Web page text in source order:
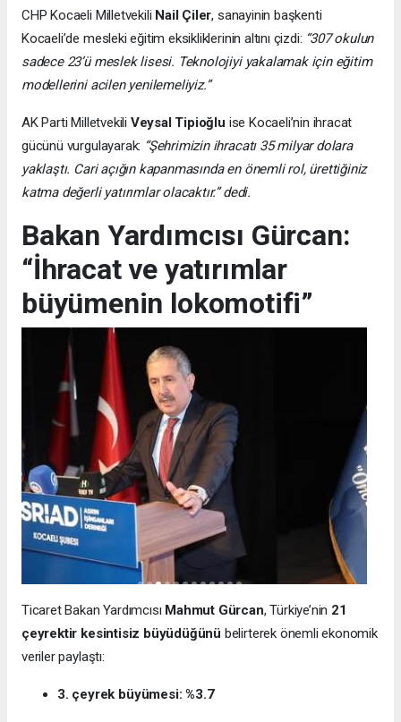
CHP Kocaeli Milletvekili Nail Çiler, sanayinin başkenti
Kocaeli’de mesleki eğitim eksikliklerinin altını çizdi: “307 okulun
sadece 23’ü meslek lisesi. Teknolojiyi yakalamak için eğitim
modellerini acilen yenilemeliyiz.”
AK Parti Milletvekili Veysal Tipioğlu ise Kocaeli’nin ihracat
gücünü vurgulayarak: “Şehrimizin ihracatı 35 milyar dolara
yaklaştı. Cari açığın kapanmasında en önemli rol, ürettiğiniz
katma değerli yatırımlar olacaktır.” dedi.
Bakan Yardımcısı Gürcan:
“İhracat ve yatırımlar
büyümenin lokomotifi”
Ticaret Bakan Yardımcısı Mahmut Gürcan, Türkiye’nin 21
çeyrektir kesintisiz büyüdüğünü belirterek önemli ekonomik
veriler paylaştı:
3. çeyrek büyümesi: %3.7